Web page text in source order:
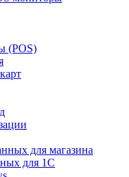
(POS)
для магазина
для 1C